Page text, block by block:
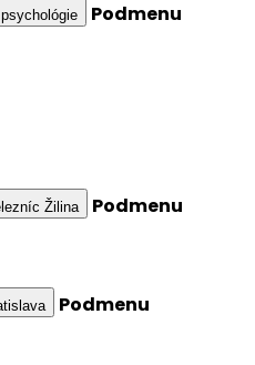
Podmenu
Žilina
Podmenu
Podmenu